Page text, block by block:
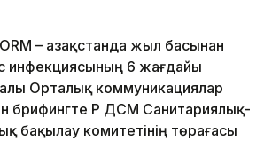
– Қазақстанда жыл басынан
инфекциясының 6 жағдайы
Орталық коммуникациялар
брифингте ҚР ДСМ Санитариялық-
бақылау комитетінің төрағасы